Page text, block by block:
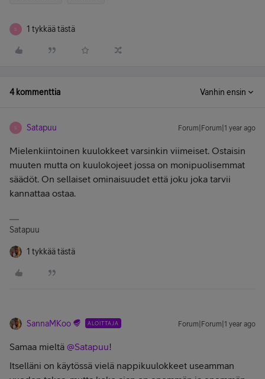
S 1 tykkää tästä
4 kommenttia Vanhin ensin
S Satapuu Forum|Forum|1 year ago
Mielenkiintoinen kuulokkeet varsinkin viimeiset. Ostaisin
muuten mutta on kuulokojeet jossa on monipuolisemmat
säädöt. On sellaiset ominaisuudet että joku joka tarvii
kannattaa ostaa.
Satapuu
1 tykkää tästä
SannaMKoo ALOITTAJA Forum|Forum|1 year ago
Samaa mieltä ​ @Satapuu!
Itselläni on käytössä vielä nappikuulokkeet useamman